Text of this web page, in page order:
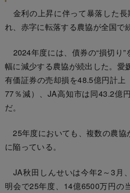
金利の上昇に伴って暴落した長
れ、赤字に転落する農協が全国で
2024年度には、債券の“損切り”
幅に減少する農協が続出した。愛
有価証券の売却損を48.5億円計上
77％減）、JA高知市は同43.2億
だ。
25年度においても、複数の農協
に陥っている。
JA秋田しんせいは今年2～3月
明会で25年度、14億6500万円の